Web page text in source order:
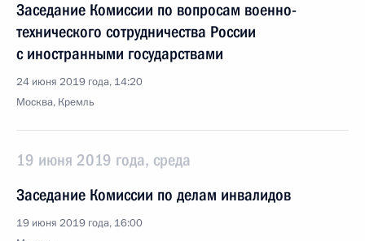
Заседание Комиссии по вопросам военно-
технического сотрудничества России
с иностранными государствами
24 июня 2019 года, 14:20
Москва, Кремль
19 июня 2019 года, среда
Заседание Комиссии по делам инвалидов
19 июня 2019 года, 16:00